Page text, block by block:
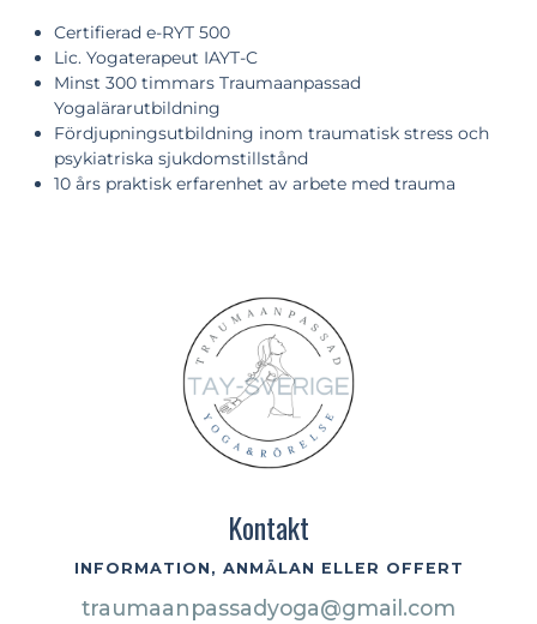
Certifierad e-RYT 500
Lic. Yogaterapeut IAYT-C
Minst 300 timmars Traumaanpassad
Yogalärarutbildning
Fördjupningsutbildning inom traumatisk stress och
psykiatriska sjukdomstillstånd
10 års praktisk erfarenhet av arbete med trauma
Kontakt
INFORMATION, ANMÄLAN ELLER OFFERT
traumaanpassadyoga@gmail.com